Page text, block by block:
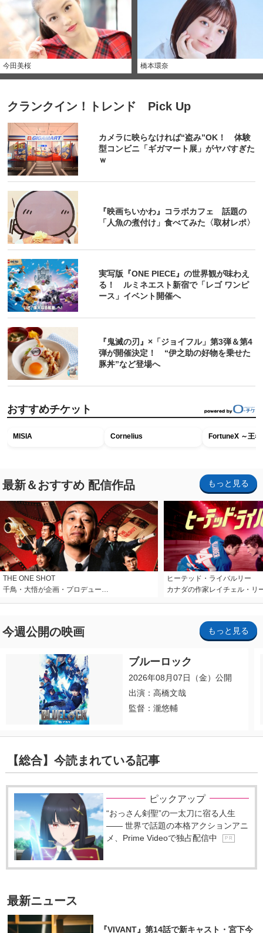
今田美桜 橋本環奈
クランクイン！トレンド Pick Up
カメラに映らなければ“盗み”OK！ 体験
型コンビニ「ギガマート展」がヤバすぎた
ｗ
『映画ちいかわ』コラボカフェ 話題の
「人魚の煮付け」食べてみた〈取材レポ〉
実写版『ONE PIECE』の世界観が味わえ
る！ ルミネエスト新宿で「レゴ ワンピ
ース」イベント開催へ
『鬼滅の刃』×「ジョイフル」第3弾＆第4
弾が開催決定！ “伊之助の好物を乗せた
豚丼”など登場へ
おすすめチケット
MISIA Cornelius FortuneX ～王
最新＆おすすめ 配信作品 もっと見る
THE ONE SHOT
千鳥・大悟が企画・プロデュー…
ヒーテッド・ライバルリー
カナダの作家レイチェル・リ
今週公開の映画 もっと見る
ブルーロック
2026年08月07日（金）公開
出演：高橋文哉
監督：瀧悠輔
【総合】今読まれている記事
ピックアップ
“おっさん剣聖”の一太刀に宿る人生
―― 世界で話題の本格アクションアニ
メ、Prime Videoで独占配信中
P R
最新ニュース
『VIVANT』第14話で新キャスト・宮下今